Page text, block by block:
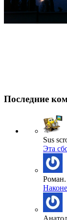
Последние
Sus
Эта
Роман.